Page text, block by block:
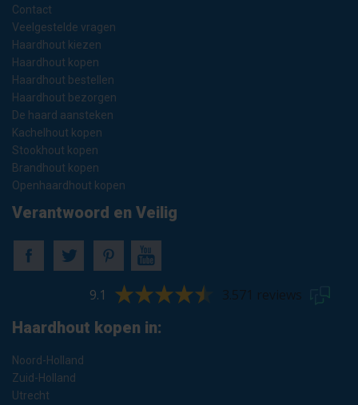
Contact
Veelgestelde vragen
Haardhout kiezen
Haardhout kopen
Haardhout bestellen
Haardhout bezorgen
De haard aansteken
Kachelhout kopen
Stookhout kopen
Brandhout kopen
Openhaardhout kopen
Verantwoord en Veilig
9.1 3.571 reviews
Haardhout kopen in:
Noord-Holland
Zuid-Holland
Utrecht